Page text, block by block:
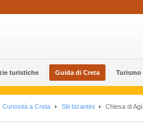
turistiche Guida di Creta
Curiosità a Creta Siti bizantini Chiesa di